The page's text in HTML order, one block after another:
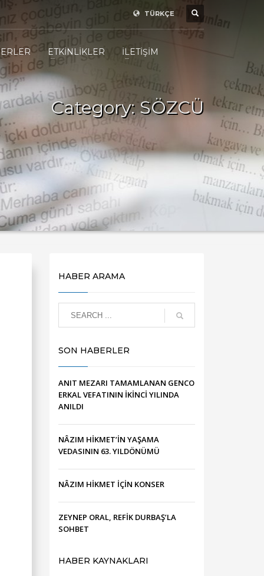
TÜRKÇE
ETKİNLİKLER İLETİŞİM
Category: SÖZCÜ
HABER ARAMA
SON HABERLER
ANIT MEZARI TAMAMLANAN GENCO
ERKAL VEFATININ İKİNCİ YILINDA
ANILDI
NÂZIM HİKMET’İN YAŞAMA
VEDASININ 63. YILDÖNÜMÜ
NÂZIM HİKMET İÇİN KONSER
ZEYNEP ORAL, REFİK DURBAŞ’LA
SOHBET
HABER KAYNAKLARI